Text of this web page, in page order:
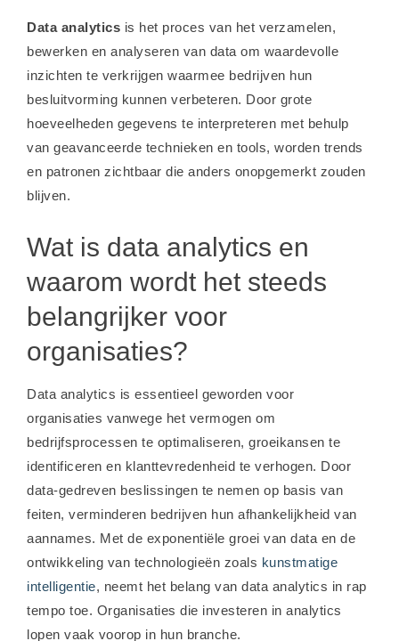
Data analytics is het proces van het verzamelen,
bewerken en analyseren van data om waardevolle
inzichten te verkrijgen waarmee bedrijven hun
besluitvorming kunnen verbeteren. Door grote
hoeveelheden gegevens te interpreteren met behulp
van geavanceerde technieken en tools, worden trends
en patronen zichtbaar die anders onopgemerkt zouden
blijven.
Wat is data analytics en
waarom wordt het steeds
belangrijker voor
organisaties?
Data analytics is essentieel geworden voor
organisaties vanwege het vermogen om
bedrijfsprocessen te optimaliseren, groeikansen te
identificeren en klanttevredenheid te verhogen. Door
data-gedreven beslissingen te nemen op basis van
feiten, verminderen bedrijven hun afhankelijkheid van
aannames. Met de exponentiële groei van data en de
ontwikkeling van technologieën zoals kunstmatige
intelligentie, neemt het belang van data analytics in rap
tempo toe. Organisaties die investeren in analytics
lopen vaak voorop in hun branche.